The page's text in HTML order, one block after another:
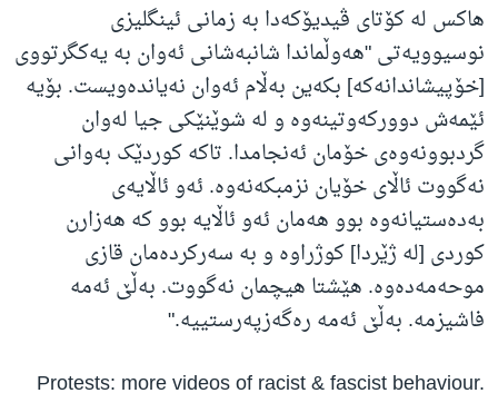
هاکس لە کۆتای ڤیدیۆکەدا بە زمانی ئینگلیزی
نوسیوویەتی "هەوڵماندا شانبەشانی ئەوان بە یەکگرتووی
[خۆپیشاندانەکە] بکەین بەڵام ئەوان نەیاندەویست. بۆیە
ئێمەش دوورکەوتینەوە و لە شوێنێکی جیا لەوان
گردبوونەوەی خۆمان ئەنجامدا. تاکە کوردێک بەوانی
نەگووت ئاڵای خۆیان نزمبکەنەوە. ئەو ئاڵایەی
بەدەستیانەوە بوو هەمان ئەو ئاڵایە بوو کە هەزارن
کوردی [لە ژێردا] کوژراوە و بە سەرکردەمان قازی
موحەمەدەوە. هێشتا هیچمان نەگووت. بەڵێ ئەمە
فاشیزمە. بەڵێ ئەمە رەگەزپەرستییە."
Protests: more videos of racist & fascist behaviour.